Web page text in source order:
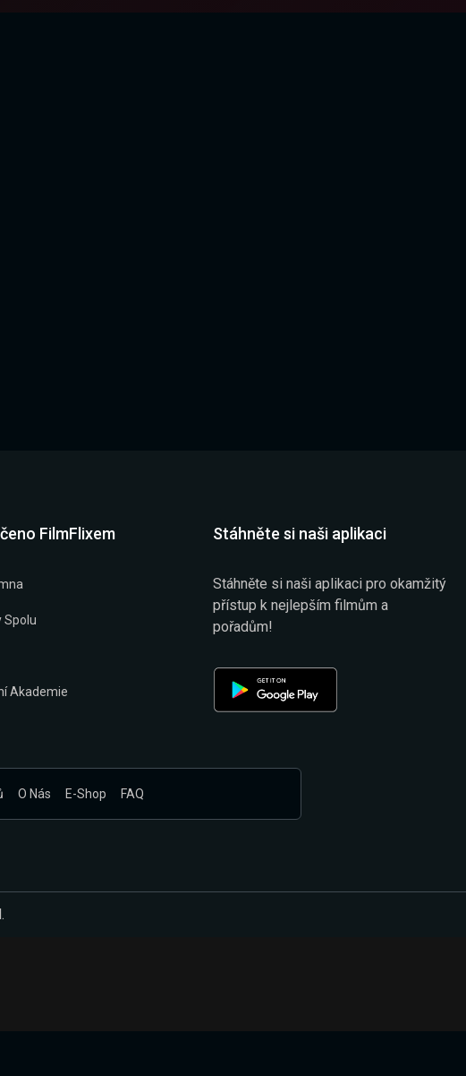
FilmFlixem
Spolu
Akademie
Stáhněte si naši aplikaci
Stáhněte si naši aplikaci pro okamžitý
přístup k nejlepším filmům a
pořadům!
O Nás E-Shop FAQ